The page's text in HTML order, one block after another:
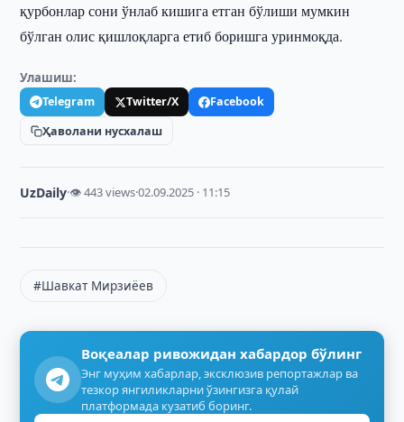
қурбонлар сони ўнлаб кишига етган бўлиши мумкин
бўлган олис қишлоқларга етиб боришга уринмоқда.
Улашиш:
Telegram Twitter/X
Facebook
Ҳаволани нусхалаш
UzDaily·👁 443 views·02.09.2025 · 11:15
#Шавкат Мирзиёев
Воқеалар ривожидан хабардор бўлинг
Энг муҳим хабарлар, эксклюзив репортажлар ва
тезкор янгиликларни ўзингизга қулай
платформада кузатиб боринг.